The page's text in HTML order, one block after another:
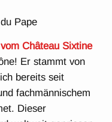
Château Sixtine
Er stammt von
bereits seit
fachmännischem
Dieser